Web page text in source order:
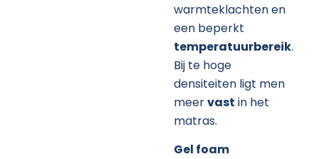
warmteklachten en
een beperkt
temperatuurbereik.
Bij te hoge
densiteiten ligt men
meervast in het
matras.
Gel foam